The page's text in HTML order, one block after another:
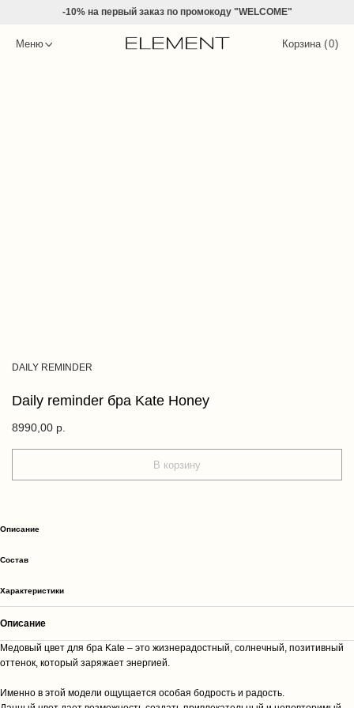
-10% напервый заказ по промокоду "WELCOME"
Корзина (
Меню )
0
Daily reminder бра Kate Honey
DAILY REMINDER
8990,00 р.
В корзину
Описание
Cостав
Характеристики
Описание
Медовый цвет для бра Kate – это жизнерадостный, солнечный, позитивный
оттенок, который заряжает энергией.
Именно в этой модели ощущается особая бодрость и радость.